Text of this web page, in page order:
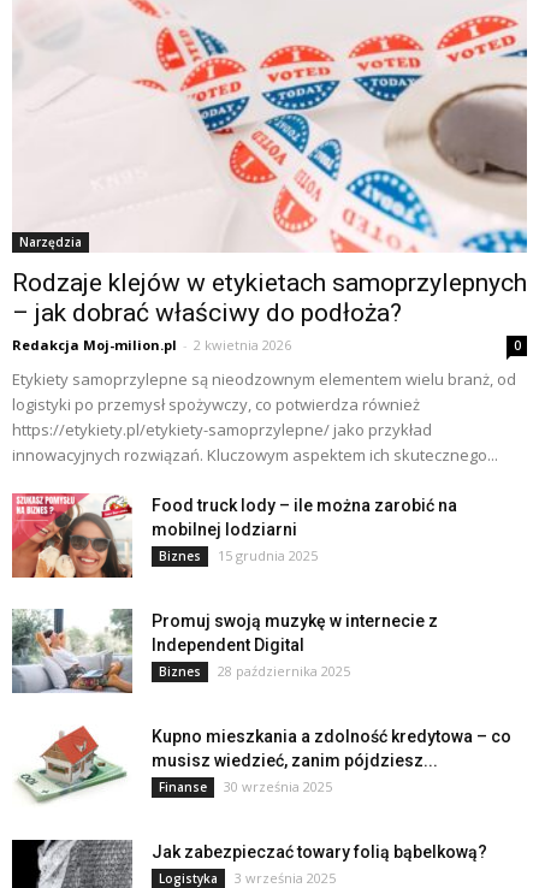
Narzędzia
Rodzaje klejów w etykietach samoprzylepnych
– jak dobrać właściwy do podłoża?
Redakcja Moj-milion.pl - 2 kwietnia 2026 0
Etykiety samoprzylepne są nieodzownym elementem wielu branż, od
logistyki po przemysł spożywczy, co potwierdza również
https://etykiety.pl/etykiety-samoprzylepne/ jako przykład
innowacyjnych rozwiązań. Kluczowym aspektem ich skutecznego...
Food truck lody – ile można zarobić na
mobilnej lodziarni
Biznes 15 grudnia 2025
Promuj swoją muzykę w internecie z
Independent Digital
Biznes 28 października 2025
Kupno mieszkania a zdolność kredytowa – co
musisz wiedzieć, zanim pójdziesz...
Finanse 30 września 2025
Jak zabezpieczać towary folią bąbelkową?
Logistyka 3 września 2025